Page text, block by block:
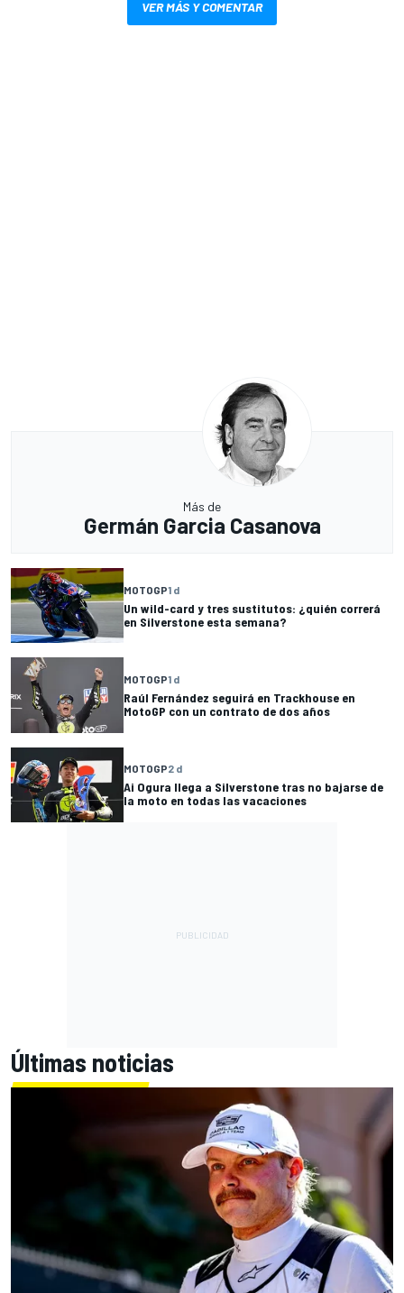
VER MÁS Y COMENTAR
Más de
Germán Garcia Casanova
MOTOGP1 d
Un wild-card y tres sustitutos: ¿quién correrá
en Silverstone esta semana?
MOTOGP1 d
Raúl Fernández seguirá en Trackhouse en
MotoGP con un contrato de dos años
MOTOGP2 d
Ai Ogura llega a Silverstone tras no bajarse de
la moto en todas las vacaciones
Últimas noticias